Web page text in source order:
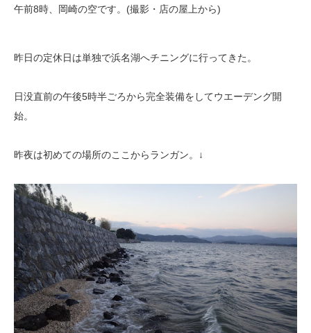
午前8時、岡崎の空です。(撮影・店の屋上から)
昨日の定休日は単独で浜名湖へチニングに行ってきた。
日没直前の午後5時半ごろから完全装備をしてウエーデング開
始。
昨夜は初めての場所のここからランガン。↓